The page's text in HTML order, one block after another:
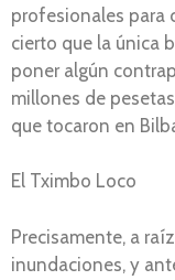
profesionales para
cierto que la única
poner algún
millones de
que tocaron en
El Tximbo Loco
Precisamente, a
inundaciones, y